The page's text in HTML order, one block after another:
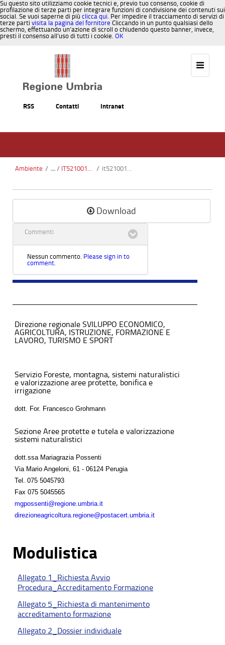
Su questo sito utilizziamo cookie tecnici e, previo tuo consenso, cookie di
profilazione di terze parti per integrare funzioni di condivisione dei contenuti sui
social. Se vuoi saperne di più clicca qui. Per impedire il tracciamento di servizi di
terze parti visita la pagina del fornitore Cliccando in un punto qualsiasi dello
schermo, effettuando un’azione di scroll o chiudendo questo banner, invece,
presti il consenso all’uso di tutti i cookie. OK
RSS Contatti Intranet
Ambiente / IT5210015 - Valle del Torrente Nese e Monti Acuto - Corona / it5210015-habitat1.pdf
Download
Commenti
Nessun commento. Please sign in to
comment.
Direzione regionale SVILUPPO ECONOMICO,
AGRICOLTURA, ISTRUZIONE, FORMAZIONE E
LAVORO, TURISMO E SPORT
Servizio Foreste, montagna, sistemi naturalistici
e valorizzazione aree protette, bonifica e
irrigazione
dott. For. Francesco Grohmann
Sezione Aree protette e tutela e valorizzazione
sistemi naturalistici
dott.ssa Mariagrazia Possenti
Via Mario Angeloni, 61 - 06124 Perugia
Tel. 075 5045793
Fax 075 5045565
mgpossenti@regione.umbria.it
direzioneagricoltura.regione@postacert.umbria.it
Modulistica
Allegato 1_Richiesta Avvio
Procedura_Accreditamento Formazione
Allegato 5_Richiesta di mantenimento
accreditamento formazione
Allegato 2_Dossier individuale